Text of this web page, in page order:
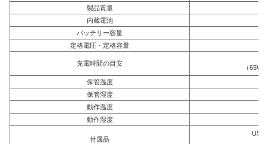
製品質量
内蔵電池
バッテリー容量
定格電圧・定格容量
充電時間の目安
（65W
保管温度
保管湿度
動作温度
動作湿度
付属品
USB